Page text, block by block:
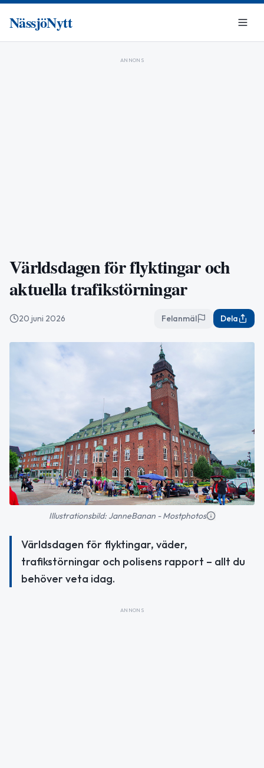
NässjöNytt
ANNONS
Världsdagen för flyktingar och
aktuella trafikstörningar
20 juni 2026 Felanmäl Dela
Illustrationsbild: JanneBanan - Mostphotos
Världsdagen för flyktingar, väder,
trafikstörningar och polisens rapport – allt du
behöver veta idag.
ANNONS